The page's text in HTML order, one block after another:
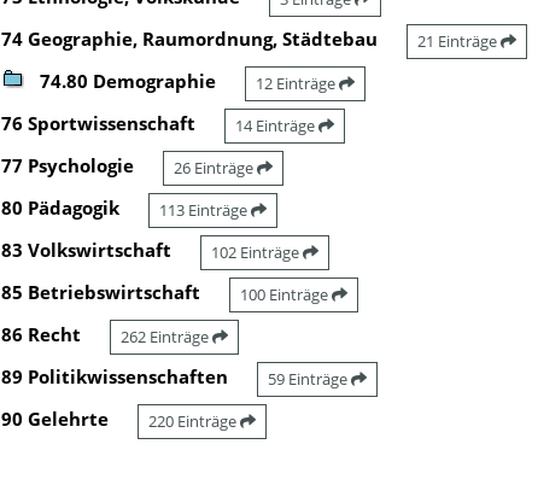
74 Geographie, Raumordnung, Städtebau 21 Einträge
74.80 Demographie 12 Einträge
76 Sportwissenschaft 14 Einträge
77 Psychologie 26 Einträge
80 Pädagogik 113 Einträge
83 Volkswirtschaft 102 Einträge
85 Betriebswirtschaft 100 Einträge
86 Recht 262 Einträge
89 Politikwissenschaften 59 Einträge
90 Gelehrte 220 Einträge